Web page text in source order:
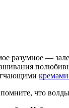
разумное —
что